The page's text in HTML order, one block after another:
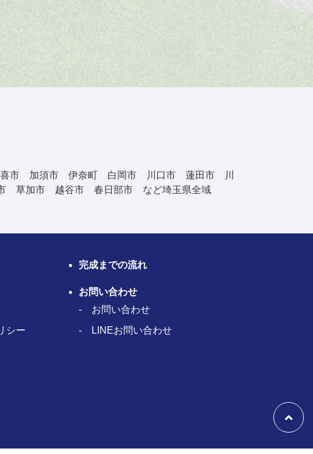
喜市 加須市 伊奈町 白岡市 川口市 蓮田市 川
加市 越谷市 春日部市 など埼玉県全域
完成までの流れ
シー
お問い合わせ
お問い合わせ
LINEお問い合わせ